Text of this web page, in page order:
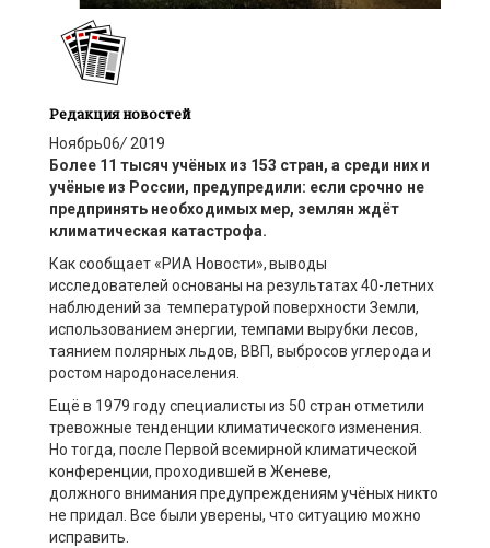
Редакция новостей
Ноябрь06/2019
Более 11 тысяч учёных из 153 стран, а среди них и
учёные из России, предупредили: если срочно не
предпринять необходимых мер, землян ждёт
климатическая катастрофа.
Как сообщает «РИА Новости», выводы
исследователей основаны на результатах 40-летних
наблюдений за температурой поверхности Земли,
использованием энергии, темпами вырубки лесов,
таянием полярных льдов, ВВП, выбросов углерода и
ростом народонаселения.
Ещё в 1979 году специалисты из 50 стран отметили
тревожные тенденции климатического изменения.
Но тогда, после Первой всемирной климатической
конференции, проходившей в Женеве,
должного внимания предупреждениям учёных никто
не придал. Все были уверены, что ситуацию можно
исправить.